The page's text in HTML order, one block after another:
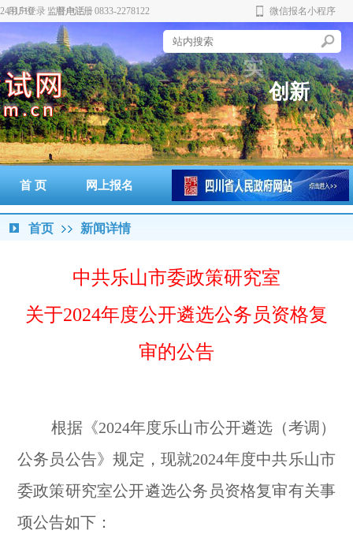
用户登录 用户注册
监督电话：0833-2278122 微信报名小程序
规
范 务
实 创
新
首 页 网上报名 准考证打印 通知书打印
成绩查询 政策法规
首页 新闻详情
中共乐山市委政策研究室
关于2024年度公开遴选公务员资格复
审的公告
根据《2024年度乐山市公开遴选（考调）
公务员公告》规定，现就2024年度中共乐山市
委政策研究室公开遴选公务员资格复审有关事
项公告如下：